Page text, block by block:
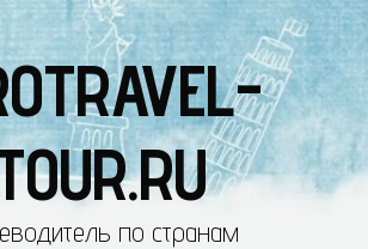
по странам